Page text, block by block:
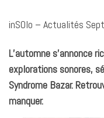
inSOlo – Actualités
L’automne s’annonce
explorations sonores,
Syndrome Bazar.
manquer.